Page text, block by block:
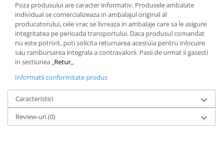
Poza produsului are caracter informativ. Produsele ambalate
individual se comercializeaza in ambalajul original al
producatorului, cele vrac se livreaza in ambalaje care sa le asigure
integritatea pe perioada transportului. Daca produsul comandat
nu este potrivit, poti solicita returnarea acestuia pentru inlocuire
sau rambursarea integrala a contravalorii. Pasii de urmat ii gasesti
in sectiunea „Retur„.
Informatii conformitate produs
Caracteristici
Review-uri(0)